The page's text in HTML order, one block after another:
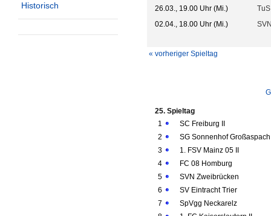
Historisch
26.03., 19.00 Uhr (Mi.)
02.04., 18.00 Uhr (Mi.)
« vorheriger Spieltag
25. Spieltag
1
SC Freiburg II
2
SG Sonnenhof Großaspach
3
1. FSV Mainz 05 II
4
FC 08 Homburg
5
SVN Zweibrücken
6
SV Eintracht Trier
7
SpVgg Neckarelz